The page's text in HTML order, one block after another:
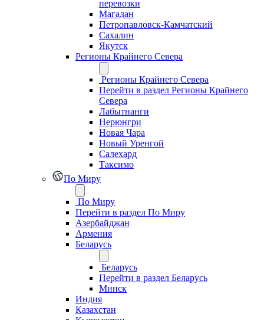
перевозки
Магадан
Петропавловск-Камчатский
Сахалин
Якутск
Регионы Крайнего Севера
Регионы Крайнего Севера
Перейти в раздел Регионы Крайнего
Севера
Лабытнанги
Нерюнгри
Новая Чара
Новый Уренгой
Салехард
Таксимо
По Миру
По Миру
Перейти в раздел По Миру
Азербайджан
Армения
Беларусь
Беларусь
Перейти в раздел Беларусь
Минск
Индия
Казахстан